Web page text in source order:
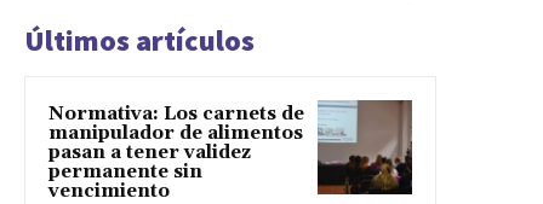
Últimos artículos
Normativa: Los carnets de
manipulador de alimentos
pasan a tener validez
permanente sin
vencimiento